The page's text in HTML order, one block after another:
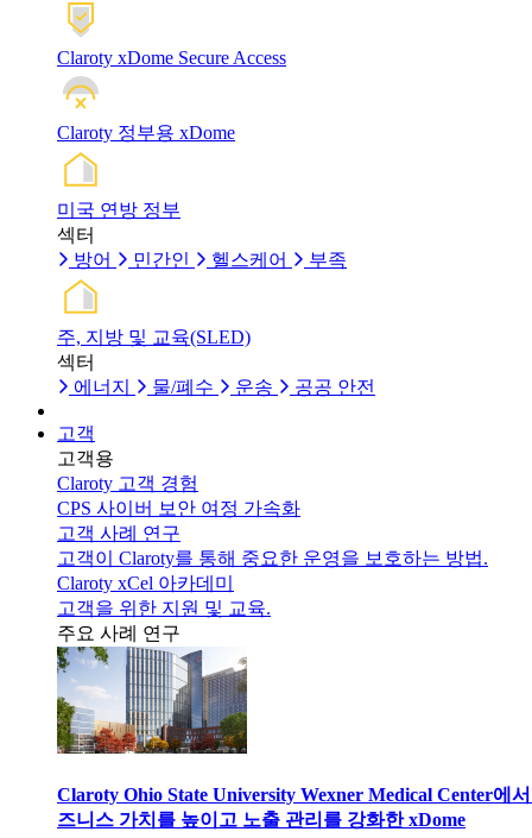
Claroty xDome Secure Access
Claroty 정부용 xDome
미국 연방 정부
섹터
방어
민간인 헬스케어 부족
주, 지방 및 교육(SLED)
섹터
에너지
물/폐수 운송 공공 안전
고객
고객용
Claroty 고객 경험
CPS 사이버 보안 여정 가속화
고객 사례 연구
고객이 Claroty를 통해 중요한 운영을 보호하는 방법.
Claroty xCel 아카데미
고객을 위한 지원 및 교육.
주요 사례 연구
Claroty Ohio State University Wexner Medical Center에
즈니스 가치를 높이고 노출 관리를 강화한 xDome